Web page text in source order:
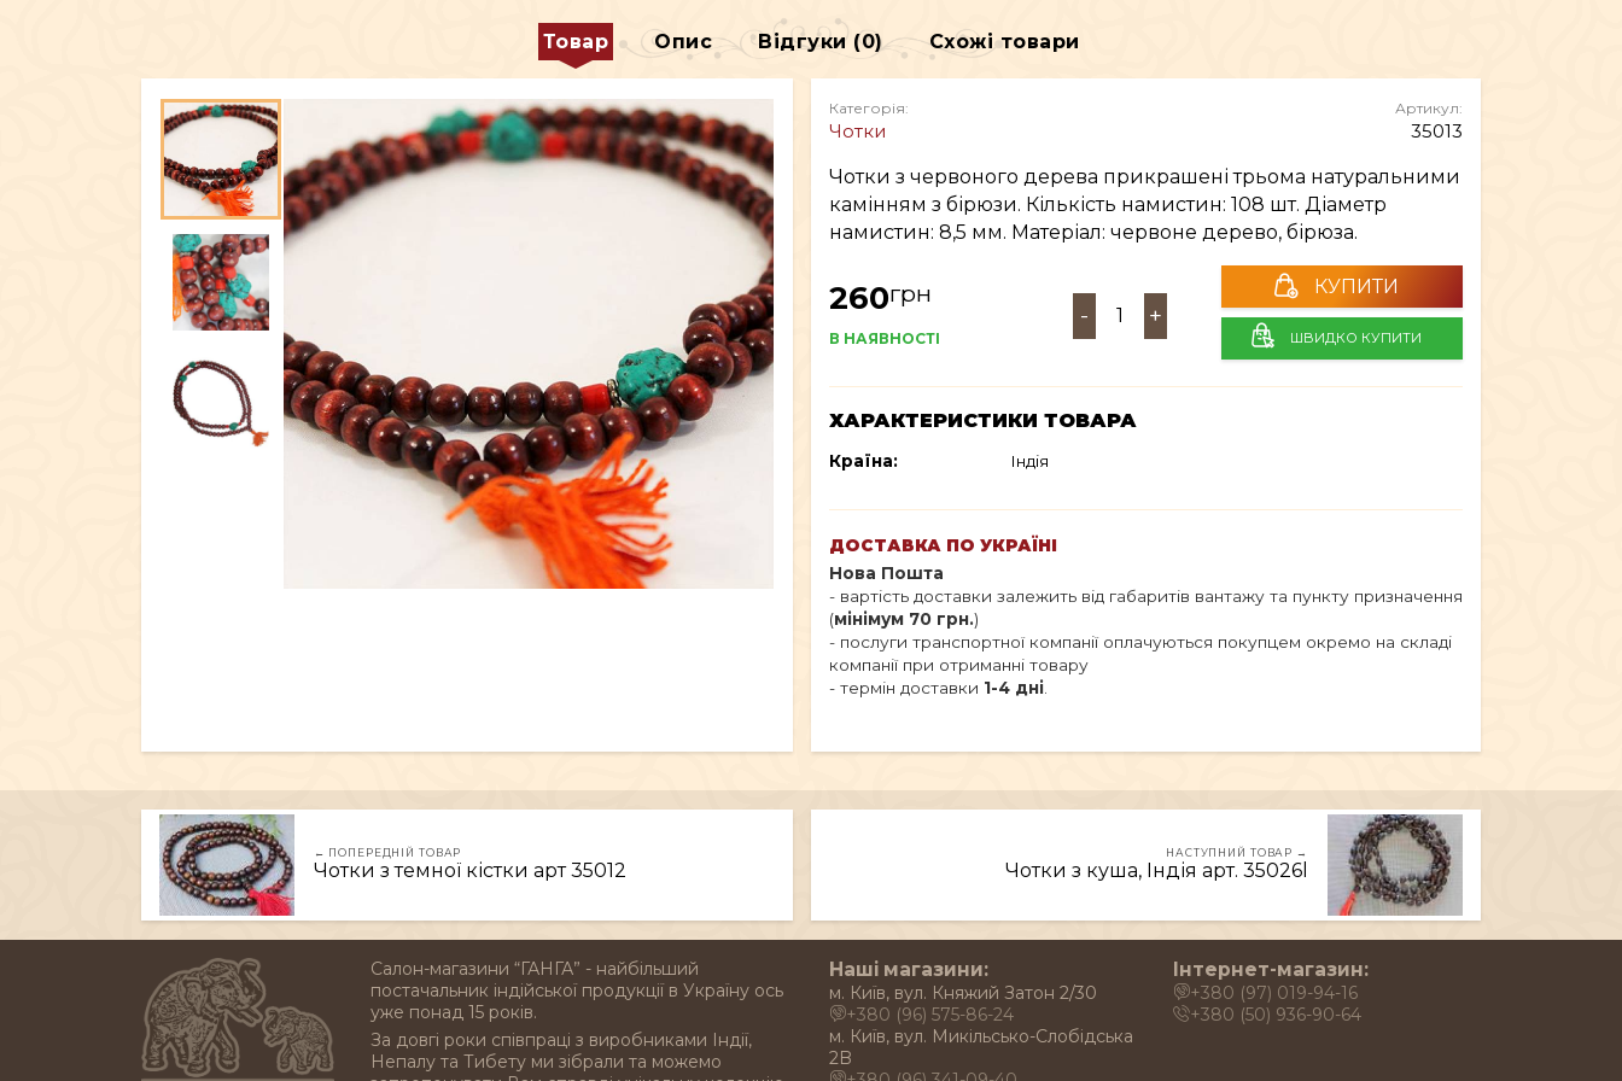
ДЕКОР
ЕКСКЛЮЗИВ ВСЕ ДЛЯ КУРІННЯ
Товар Опис Відгуки (0) Схожі товари
Категорія:
Чотки
Артикул:
35013
Чотки з червоного дерева прикрашені трьома натуральними
камінням з бірюзи. Кількість намистин: 108 шт. Діаметр
намистин: 8,5 мм. Матеріал: червоне дерево, бірюза.
260грн
В НАЯВНОСТІ
- +
КУПИТИ
ШВИДКО КУПИТИ
ХАРАКТЕРИСТИКИ ТОВАРА
Країна: Індія
ДОСТАВКА ПО УКРАЇНІ
Нова Пошта
- вартість доставки залежить від габаритів вантажу та пункту призначення
(мінімум 70 грн.)
- послуги транспортної компанії оплачуються покупцем окремо на складі
компанії при отриманні товару
- термін доставки 1-4 дні
← ПОПЕРЕДНІЙ ТОВАР
Чотки з темної кістки арт 35012
НАСТУПНИЙ ТОВАР →
Чотки з куша, Індія арт. 35026l
Салон-магазини “ГАНГА” - найбільший
постачальник індійської продукції в Україну ось
уже понад 15 років.
За довгі роки співпраці з виробниками Індії,
Непалу та Тибету ми зібрали та можемо
Наші магазини:
м. Київ, вул. Княжий Затон 2/30
+380 (96) 575-86-24
м. Київ, вул. Микільсько-Слобідська
2B
Інтернет-магазин:
+380 (97) 019-94-16
+380 (50) 936-90-64